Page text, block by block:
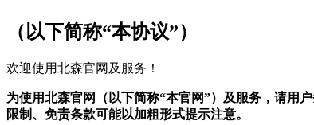
（以下简称“本协议”）
欢迎使用北森官网及服务！
为使用北森官网（以下简称“本官网”）及服务，请用
限制、免责条款可能以加粗形式提示注意。